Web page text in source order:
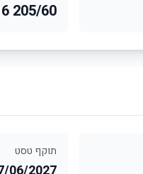
205/60 R16
תוקף טסט